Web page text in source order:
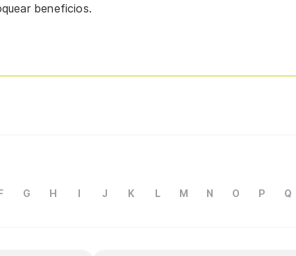
beneficios.
G H I J K L M N O P Q